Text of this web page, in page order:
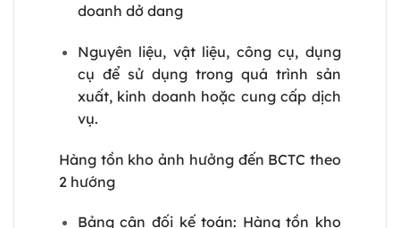
doanh dở dang
Nguyên liệu, vật liệu, công cụ, dụng
cụ để sử dụng trong quá trình sản
xuất, kinh doanh hoặc cung cấp dịch
vụ.
Hàng tồn kho ảnh hưởng đến BCTC theo
2 hướng
Bảng cân đối kế toán: Hàng tồn kho